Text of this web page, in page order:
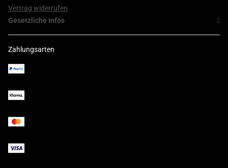
Vertrag widerrufen
Gesetzliche Infos
Zahlungsarten